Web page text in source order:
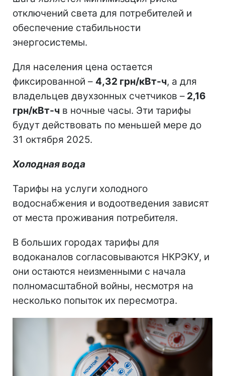
отключений света для потребителей и
обеспечение стабильности
энергосистемы.
Для населения цена остается
фиксированной – 4,32 грн/кВт-ч, а для
владельцев двухзонных счетчиков – 2,16
грн/кВт-ч в ночные часы. Эти тарифы
будут действовать по меньшей мере до
31 октября 2025.
Холодная вода
Тарифы на услуги холодного
водоснабжения и водоотведения зависят
от места проживания потребителя.
В больших городах тарифы для
водоканалов согласовываются НКРЭКУ, и
они остаются неизменными с начала
полномасштабной войны, несмотря на
несколько попыток их пересмотра.